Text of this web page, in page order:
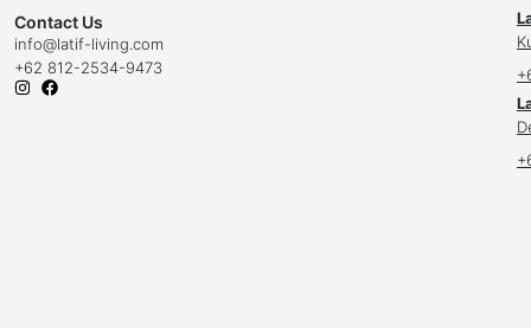
Contact Us
info@latif-living.com
+62 812-2534-9473